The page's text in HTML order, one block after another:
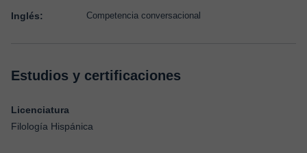
Inglés: Competencia conversacional
Estudios y certificaciones
Licenciatura
Filología Hispánica